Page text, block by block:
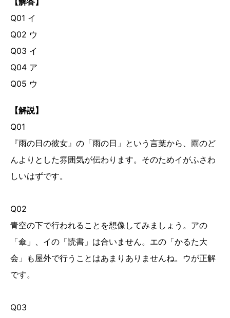
Q01 イ
Q02 ウ
Q03 イ
Q04 ア
Q05 ウ
【解説】
Q01
『雨の日の彼女』の「雨の日」という言葉から、雨のど
んよりとした雰囲気が伝わります。そのためイがふさわ
しいはずです。
Q02
青空の下で行われることを想像してみましょう。アの
「傘」、イの「読書」は合いません。エの「かるた大
会」も屋外で行うことはあまりありませんね。ウが正解
です。
Q03